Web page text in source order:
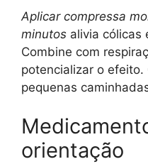
Aplicar compressa
minutos alivia cólicas
Combine com
potencializar o
pequenas
orientação